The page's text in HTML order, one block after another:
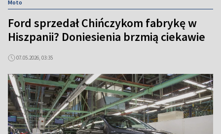
Moto
Ford sprzedał Chińczykom fabrykę w
Hiszpanii? Doniesienia brzmią ciekawie
07.05.2026, 03:35